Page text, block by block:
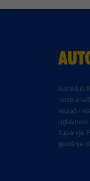
Autoklub
vozači i
uglavnom
županije.
godišnje